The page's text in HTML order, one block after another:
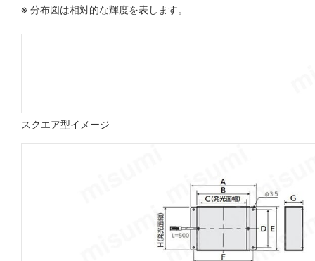
※ 分布図は相対的な輝度を表します。
スクエア型イメージ